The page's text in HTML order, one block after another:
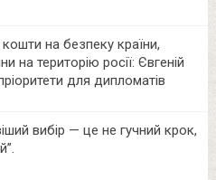
на безпеку країни,
на територію росії: Євгеній
для дипломатів
вибір — це не гучний крок,